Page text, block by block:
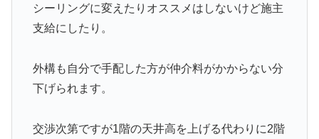
シーリングに変えたりオススメはしないけど施主
支給にしたり。
外構も自分で手配した方が仲介料がかからない分
下げられます。
交渉次第ですが1階の天井高を上げる代わりに2階